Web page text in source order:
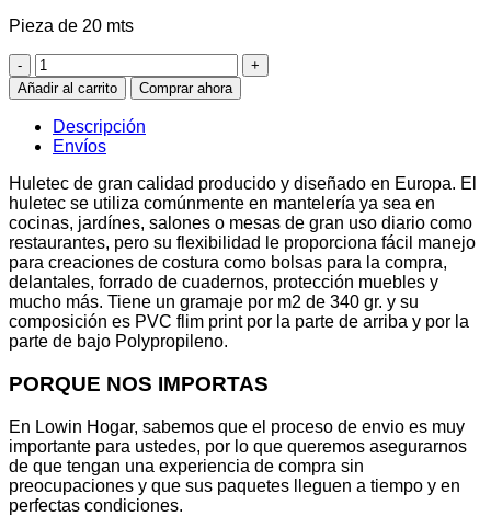
Pieza de 20 mts
Huletec
ECO
Hilda
Red
140
cms.
cantidad
Añadir al carrito Comprar ahora
Descripción
Envíos
Huletec de gran calidad producido y diseñado en Europa. El
huletec se utiliza comúnmente en mantelería ya sea en
cocinas, jardínes, salones o mesas de gran uso diario como
restaurantes, pero su flexibilidad le proporciona fácil manejo
para creaciones de costura como bolsas para la compra,
delantales, forrado de cuadernos, protección muebles y
mucho más. Tiene un gramaje por m2 de 340 gr. y su
composición es PVC flim print por la parte de arriba y por la
parte de bajo Polypropileno.
PORQUE NOS IMPORTAS
En Lowin Hogar, sabemos que el proceso de envio es muy
importante para ustedes, por lo que queremos asegurarnos
de que tengan una experiencia de compra sin
preocupaciones y que sus paquetes lleguen a tiempo y en
perfectas condiciones.